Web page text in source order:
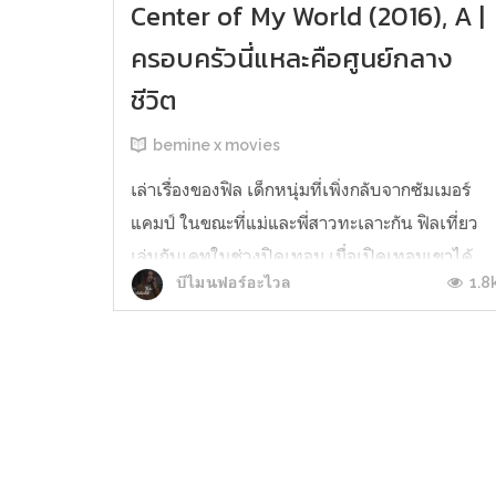
Center of My World (2016), A |
ครอบครัวนี่แหละคือศูนย์กลาง
ชีวิต
bemine x movies
เล่าเรื่องของฟิล เด็กหนุ่มที่เพิ่งกลับจากซัมเมอร์
แคมป์ ในขณะที่แม่และพี่สาวทะเลาะกัน ฟิลเที่ยว
เล่นกับเคทในช่วงปิดเทอม เมื่อเปิดเทอมเขาได้
เจอกับนิโคลัส คนที่ทำให้ฟิลตกหลุมรักเป็นครั้งแรก
บีไมนฟอร์อะไวล